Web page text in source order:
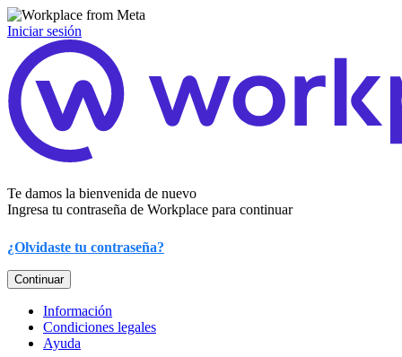
Iniciar sesión
Te damos la bienvenida de nuevo
Ingresa tu contraseña de Workplace para continuar
¿Olvidaste tu contraseña?
Continuar
Información
Condiciones legales
Ayuda